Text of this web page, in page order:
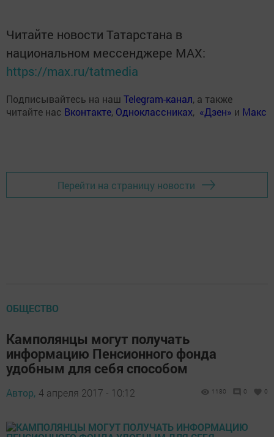
Читайте новости Татарстана в
национальном мессенджере MАХ:
https://max.ru/tatmedia
Подписывайтесь на наш Telegram-канал, а также
читайте нас Вконтакте, Одноклассниках, «Дзен» и Макс
Перейти на страницу новости
ОБЩЕСТВО
Камполянцы могут получать
информацию Пенсионного фонда
удобным для себя способом
Автор, 4 апреля 2017 - 10:12 1180 0 0